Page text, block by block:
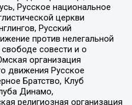
Русское национальное
церкви
Русский
против нелегальной
совести и о
организация
движения Русское
Братство, Клуб
Динамо,
религиозная организация